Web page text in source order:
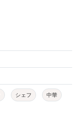
シェフ 中華